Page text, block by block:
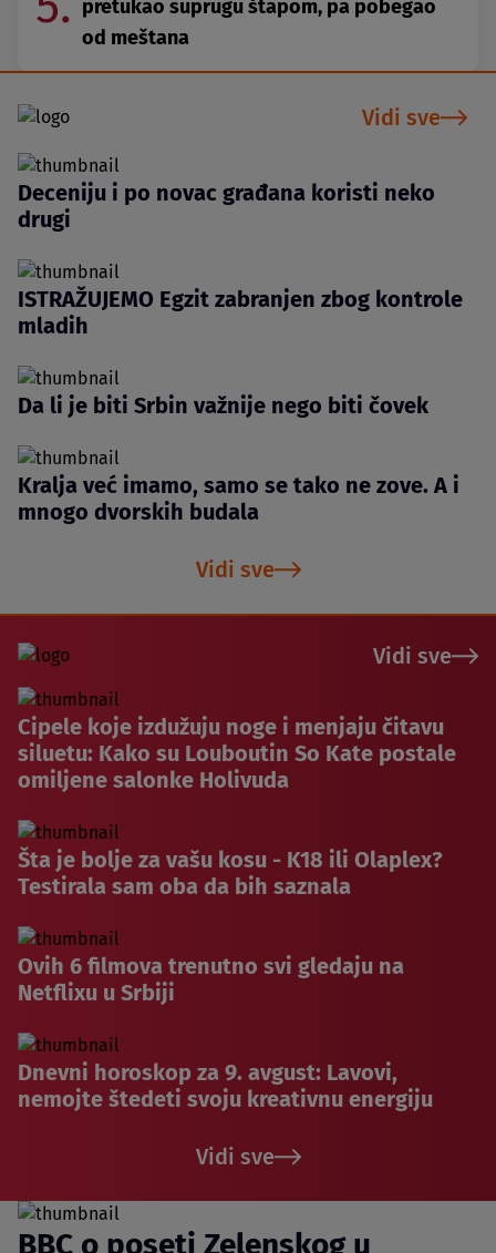
pretukao suprugu štapom, pa pobegao
od meštana
Vidi sve
Deceniju i po novac građana koristi neko
drugi
ISTRAŽUJEMO Egzit zabranjen zbog kontrole
mladih
Da li je biti Srbin važnije nego biti čovek
Kralja već imamo, samo se tako ne zove. A i
mnogo dvorskih budala
Vidi sve
Vidi sve
Cipele koje izdužuju noge i menjaju čitavu
siluetu: Kako su Louboutin So Kate postale
omiljene salonke Holivuda
Šta je bolje za vašu kosu - K18 ili Olaplex?
Testirala sam oba da bih saznala
Ovih 6 filmova trenutno svi gledaju na
Netflixu u Srbiji
Dnevni horoskop za 9. avgust: Lavovi,
nemojte štedeti svoju kreativnu energiju
Vidi sve
BBC o poseti Zelenskog u